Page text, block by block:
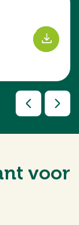
s
voor